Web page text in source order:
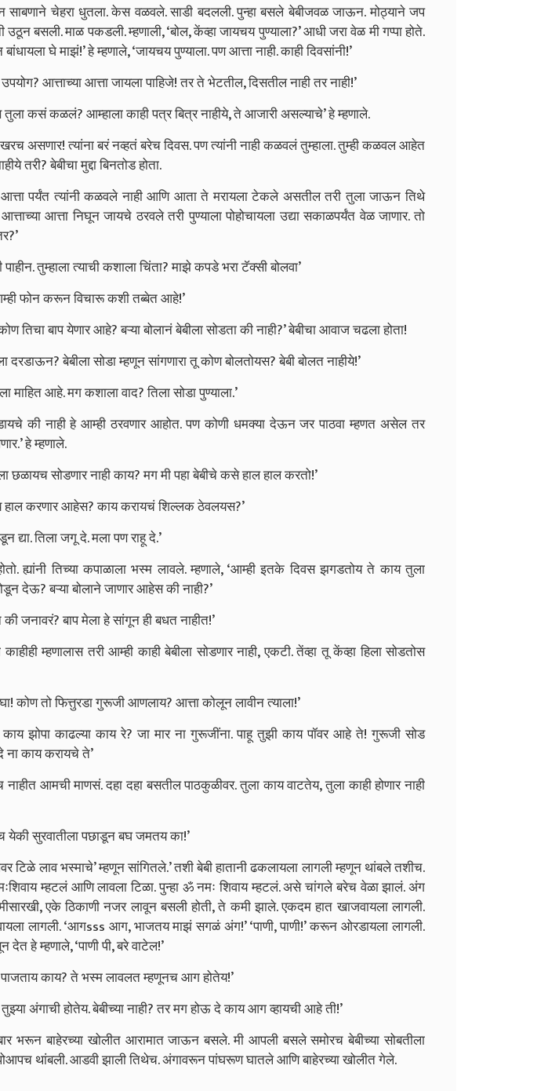
साबणाने चेहरा धुतला. केस वळवले. साडी बदलली. पुन्हा बसले बेबीजवळ जाऊन. मोठ्याने जप
बसली. माळ पकडली. म्हणाली, ‘बोल, केंव्हा जायचय पुण्याला?’ आधी जरा वेळ मी गप्पा होते.
बांधायला घे माझं!’ हे म्हणाले, ‘जायचय पुण्याला. पण आत्ता नाही. काही दिवसांनी!’
आत्ताच्या आत्ता जायला पाहिजे! तर ते भेटतील, दिसतील नाही तर नाही!’
कसं कळलं? आम्हाला काही पत्र बित्र नाहीये, ते आजारी असल्याचे’ हे म्हणाले.
असणार! त्यांना बरं नव्हतं बरेच दिवस. पण त्यांनी नाही कळवलं तुम्हाला. तुम्ही कळवल आहेत
तरी? बेबीचा मुद्दा बिनतोड होता.
आत्ता पर्यंत त्यांनी कळवले नाही आणि आता ते मरायला टेकले असतील तरी तुला जाऊन तिथे
आत्ता निघून जायचे ठरवले तरी पुण्याला पोहोचायला उद्या सकाळपर्यंत वेळ जाणार. तो
तुम्हाला त्याची कशाला चिंता? माझे कपडे भरा टॅक्सी बोलवा’
फोन करून विचारू कशी तब्बेत आहे!’
तिचा बाप येणार आहे? बऱ्या बोलानं बेबीला सोडता की नाही?’ बेबीचा आवाज चढला होता!
दरडाऊन? बेबीला सोडा म्हणून सांगणारा तू कोण बोलतोयस? बेबी बोलत नाहीये!’
माहित आहे. मग कशाला वाद? तिला सोडा पुण्याला.’
की नाही हे आम्ही ठरवणार आहोत. पण कोणी धमक्या देऊन जर पाठवा म्हणत असेल तर
हे म्हणाले.
छळायच सोडणार नाही काय? मग मी पहा बेबीचे कसे हाल हाल करतो!’
करणार आहेस? काय करायचं शिल्लक ठेवलयस?’
द्या. तिला जगू दे. मला पण राहू दे.’
ह्यांनी तिच्या कपाळाला भस्म लावले. म्हणाले, ‘आम्ही इतके दिवस झगडतोय ते काय तुला
देऊ? बऱ्या बोलाने जाणार आहेस की नाही?’
जनावरं? बाप मेला हे सांगून ही बधत नाहीत!’
म्हणालास तरी आम्ही काही बेबीला सोडणार नाही, एकटी. तेंव्हा तू केंव्हा हिला सोडतोस
कोण तो फित्तुरडा गुरूजी आणलाय? आत्ता कोलून लावीन त्याला!’
काय झोपा काढल्या काय रे? जा मार ना गुरूजींना. पाहू तुझी काय पॉवर आहे ते! गुरूजी सोड
ना काय करायचे ते’
नाहीत आमची माणसं. दहा दहा बसतील पाठकुळीवर. तुला काय वाटतेय, तुला काही होणार नाही
येकी सुरवातीला पछाडून बघ जमतय का!’
टिळे लाव भस्माचे’ म्हणून सांगितले.’ तशी बेबी हातानी ढकलायला लागली म्हणून थांबले तशीच.
म्हटलं आणि लावला टिळा. पुन्हा ॐ नमः शिवाय म्हटलं. असे चांगले बरेच वेळा झालं. अंग
एके ठिकाणी नजर लावून बसली होती, ते कमी झाले. एकदम हात खाजवायला लागली.
लागली. ‘आगsss आग, भाजतय माझं सगळं अंग!’ ‘पाणी, पाणी!’ करून ओरडायला लागली.
देत हे म्हणाले, ‘पाणी पी, बरे वाटेल!’
पाजताय काय? ते भस्म लावलत म्हणूनच आग होतेय!’
अंगाची होतेय. बेबीच्या नाही? तर मग होऊ दे काय आग व्हायची आहे ती!’
भरून बाहेरच्या खोलीत आरामात जाऊन बसले. मी आपली बसले समोरच बेबीच्या सोबतीला
थांबली. आडवी झाली तिथेच. अंगावरून पांघरूण घातले आणि बाहेरच्या खोलीत गेले.